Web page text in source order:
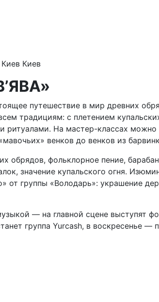
Киев
путешествие в мир древних
традициям: с плетением
На мастер-классах можно
венков до венков из
обрядов, фольклорное пение,
значение купальского огня.
от группы «Володарь»: украшение
— на главной сцене выступят
группа Yurcash, в воскресенье —